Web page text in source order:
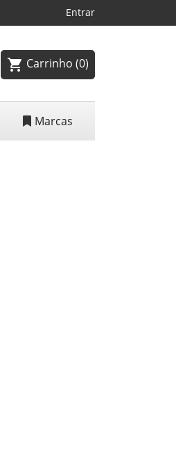
Entrar
shopping_cart Carrinho (0)
Marcas